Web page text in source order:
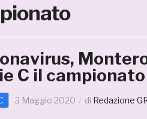
C il
3 Maggio 2020 di Redazione